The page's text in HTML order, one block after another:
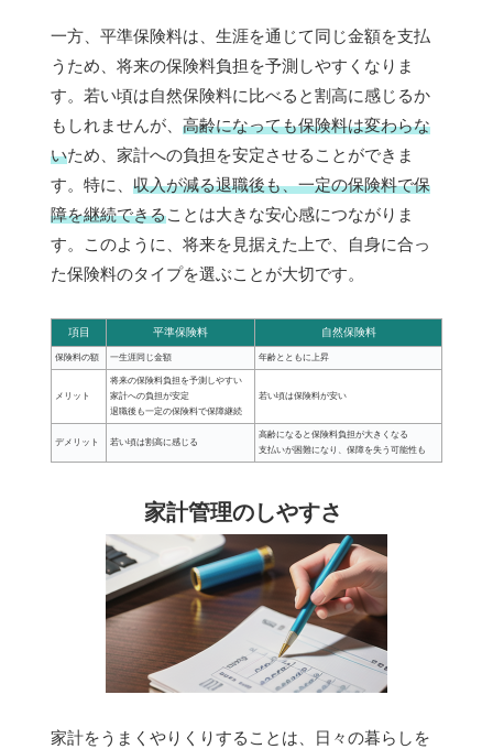
一方、平準保険料は、生涯を通じて同じ金額を支払
うため、将来の保険料負担を予測しやすくなりま
す。若い頃は自然保険料に比べると割高に感じるか
もしれませんが、 高齢になっても保険料は変わらな
いため、家計への負担を安定させることができま
す。特に、 収入が減る退職後も、一定の保険料で保
障を継続できることは大きな安心感につながりま
す。このように、将来を見据えた上で、自身に合っ
た保険料のタイプを選ぶことが大切です。
項目 平準保険料 自然保険料
保険料の額 一生涯同じ金額 年齢とともに上昇
メリット
将来の保険料負担を予測しやすい
家計への負担が安定
退職後も一定の保険料で保障継続
若い頃は保険料が安い
デメリット 若い頃は割高に感じる
高齢になると保険料負担が大きくなる
支払いが困難になり、保障を失う可能性も
家計管理のしやすさ
家計をうまくやりくりすることは、日々の暮らしを